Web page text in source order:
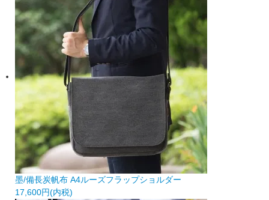
墨/備長炭帆布 A4ルーズフラップショルダー
17,600円(内税)